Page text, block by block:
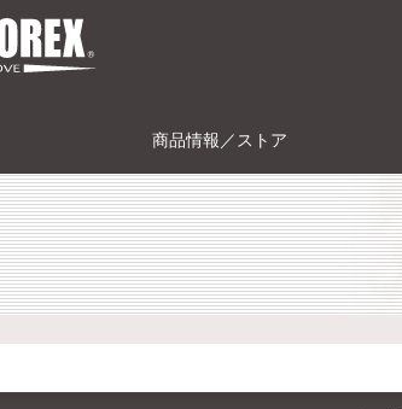
商品情報／ストア